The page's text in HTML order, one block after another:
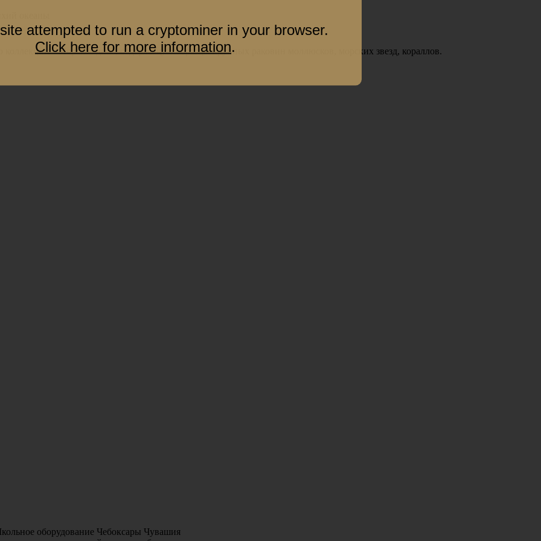
коллекцию "Морское дно", содержащую образцы крупных раковин моллюсков, морских звезд, кораллов.
оборудование Чебоксары Чувашия
attempted to run a cryptominer in your browser.
Click here for more information.